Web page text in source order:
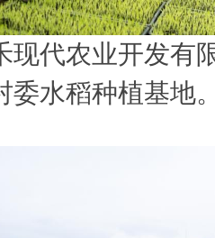
代农业开发有
委水稻种植基地